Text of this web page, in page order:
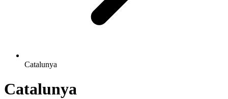
Catalunya
Catalunya